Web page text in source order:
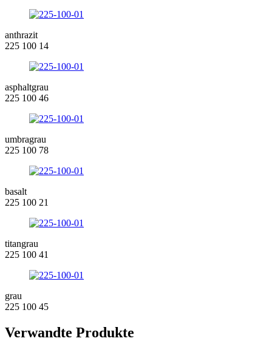
anthrazit
225 100 14
asphaltgrau
225 100 46
umbragrau
225 100 78
basalt
225 100 21
titangrau
225 100 41
grau
225 100 45
Verwandte Produkte